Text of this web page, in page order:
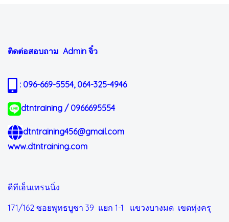
ติดต่อสอบถาม Admin จิ๋ว
: 096-669-5554, 064-325-4946
dtntraining / 0966695554
dtntraining456@gmail.com
www.dtntraining.com
ดีทีเอ็นเทรนนิ่ง
171/162 ซอยพุทธบูชา 39 แยก 1-1 แขวงบางมด เขตทุ่งครุ